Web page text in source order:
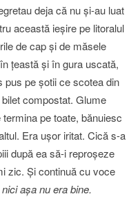
deja că nu şi-au luat
această ieşire pe litoralul
de cap şi de măsele
ţeastă şi în gura uscată,
pus pe şotii ce scotea din
compostat. Glume
pe toate, bănuiesc
Era uşor iritat. Cică s-a
după ea să-i reproşeze
zic. Şi continuă cu voce
aşa nu era bine.